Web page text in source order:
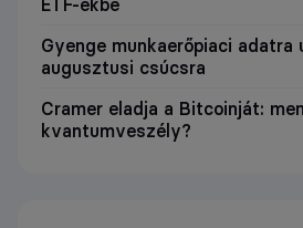
Gyenge munkaerőpiaci
augusztusi csúcsra
Cramer eladja a Bitcoinját:
kvantumveszély?